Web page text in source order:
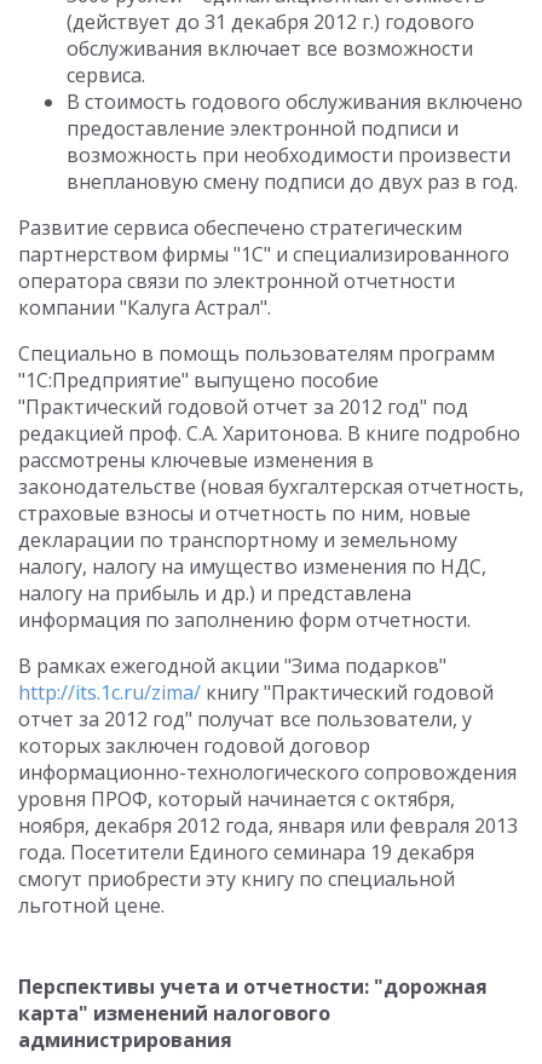
(действует до 31 декабря 2012 г.) годового
обслуживания включает все возможности
сервиса.
В стоимость годового обслуживания включено
предоставление электронной подписи и
возможность при необходимости произвести
внеплановую смену подписи до двух раз в год.
Развитие сервиса обеспечено стратегическим
партнерством фирмы "1С" и специализированного
оператора связи по электронной отчетности
компании "Калуга Астрал".
Специально в помощь пользователям программ
"1С:Предприятие" выпущено пособие
"Практический годовой отчет за 2012 год" под
редакцией проф. С.А. Харитонова. В книге подробно
рассмотрены ключевые изменения в
законодательстве (новая бухгалтерская отчетность,
страховые взносы и отчетность по ним, новые
декларации по транспортному и земельному
налогу, налогу на имущество изменения по НДС,
налогу на прибыль и др.) и представлена
информация по заполнению форм отчетности.
В рамках ежегодной акции "Зима подарков"
http://its.1c.ru/zima/ книгу "Практический годовой
отчет за 2012 год" получат все пользователи, у
которых заключен годовой договор
информационно-технологического сопровождения
уровня ПРОФ, который начинается с октября,
ноября, декабря 2012 года, января или февраля 2013
года. Посетители Единого семинара 19 декабря
смогут приобрести эту книгу по специальной
льготной цене.
Перспективы учета и отчетности: "дорожная
карта" изменений налогового
администрирования